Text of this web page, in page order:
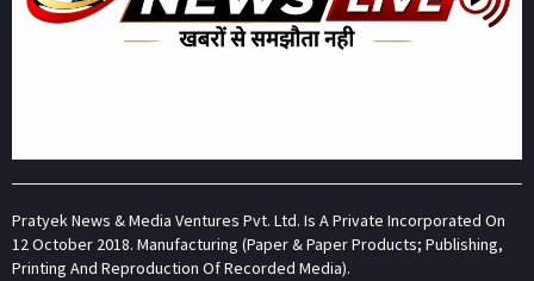
Pratyek News & Media Ventures Pvt. Ltd. Is A Private Incorporated On
12 October 2018. Manufacturing (Paper & Paper Products; Publishing,
Printing And Reproduction Of Recorded Media).